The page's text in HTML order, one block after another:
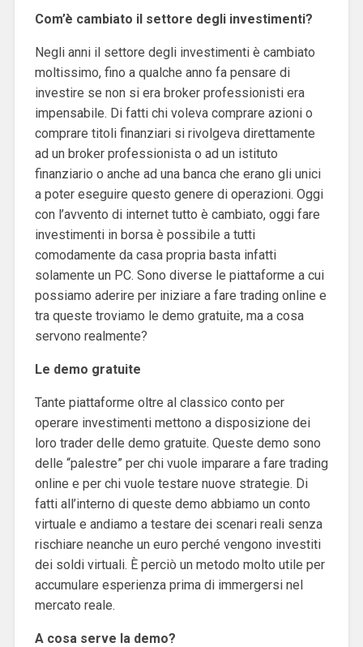
Com’è cambiato il settore degli investimenti?
Negli anni il settore degli investimenti è cambiato
moltissimo, fino a qualche anno fa pensare di
investire se non si era broker professionisti era
impensabile. Di fatti chi voleva comprare azioni o
comprare titoli finanziari si rivolgeva direttamente
ad un broker professionista o ad un istituto
finanziario o anche ad una banca che erano gli unici
a poter eseguire questo genere di operazioni. Oggi
con l’avvento di internet tutto è cambiato, oggi fare
investimenti in borsa è possibile a tutti
comodamente da casa propria basta infatti
solamente un PC. Sono diverse le piattaforme a cui
possiamo aderire per iniziare a fare trading online e
tra queste troviamo le demo gratuite, ma a cosa
servono realmente?
Le demo gratuite
Tante piattaforme oltre al classico conto per
operare investimenti mettono a disposizione dei
loro trader delle demo gratuite. Queste demo sono
delle “palestre” per chi vuole imparare a fare trading
online e per chi vuole testare nuove strategie. Di
fatti all’interno di queste demo abbiamo un conto
virtuale e andiamo a testare dei scenari reali senza
rischiare neanche un euro perché vengono investiti
dei soldi virtuali. È perciò un metodo molto utile per
accumulare esperienza prima di immergersi nel
mercato reale.
A cosa serve la demo?